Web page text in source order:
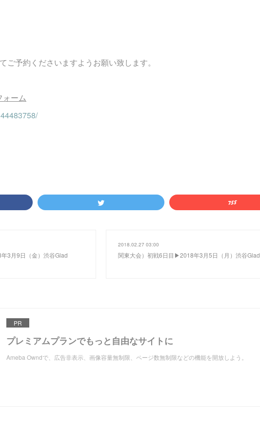
ご予約くださいますようお願い致します。
ーム
3月9日（金）渋谷Glad
2018.02.27 03:00
関東大会）初戦6日目▶2018年3月5日（月）渋谷Glad
PR
プレミアムプランでもっと自由なサイトに
Ameba Owndで、広告非表示、画像容量無制限、ページ数無制限などの機能を開放しよう。